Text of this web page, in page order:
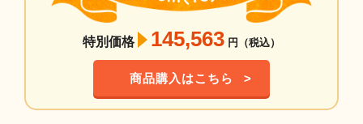
特別価格 145,563 円（税込）
商品購入はこちら